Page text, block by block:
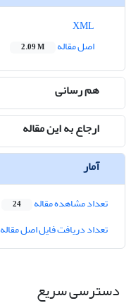
اصل مقاله
2.09 M
هم رسانی
ارجاع به این مقاله
آمار
تعداد مشاهده مقاله 24
تعداد دریافت فایل اصل مقاله
دسترسی سریع